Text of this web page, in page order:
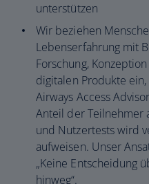
unterstützen
Wir beziehen
Lebenserfahrung mit
Forschung,
digitalen Produkte
Airways Access
Anteil der Teilnehmer
und Nutzertests wird
aufweisen. Unser
„Keine Entscheidung
hinweg“.